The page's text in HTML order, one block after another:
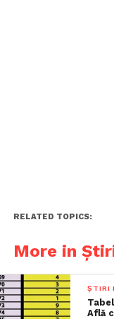
RELATED TOPICS:
More in
ȘTIRI
Află